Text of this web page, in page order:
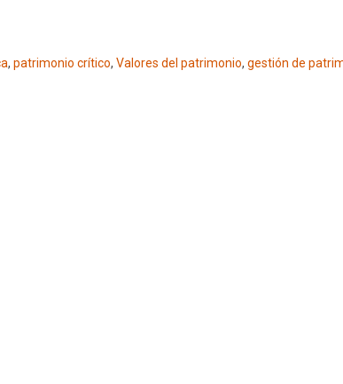
, patrimonio crítico, Valores del patrimonio, gestión de